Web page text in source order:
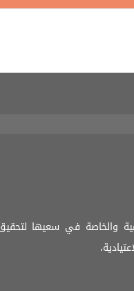
والخاصة في سعيها لتحقيق